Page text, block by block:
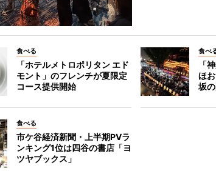
食べる
「ホテルメトロポリタン エド
モント」のフレンチが夏限定
コース提供開始
食べ
「
ほ
坂
食べる
市ケ谷経済新聞・上半期PVラ
ンキング1位は四谷の書店「ヨ
ツヤブックス」